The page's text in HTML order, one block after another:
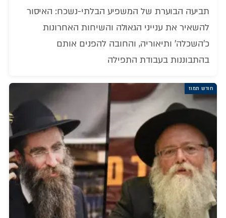
תביעה הבוערת של המשפיע הבלתי-נשכח: האיסור
להשאיר את ענייני הגאולה והשיחות האחרונות
כ'השכלה' ותיאוריה, והחובה להפנים אותם
בהתבוננות בעבודת התפילה
חודש תמוז